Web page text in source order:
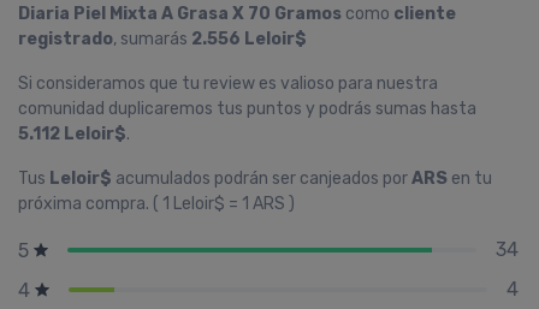
Diaria Piel Mixta A Grasa X 70 Gramos como cliente
registrado, sumarás 2.556 Leloir$
Si consideramos que tu review es valioso para nuestra
comunidad duplicaremos tus puntos y podrás sumas hasta
5.112 Leloir$.
Tus Leloir$ acumulados podrán ser canjeados porARS en tu
próxima compra. ( 1 Leloir$ = 1 ARS )
5
34
4
4